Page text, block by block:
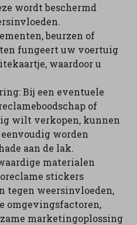
wordt beschermd
beurzen of
fungeert uw voertuig
waardoor u
Bij een eventuele
of
wilt verkopen, kunnen
worden
aan de lak.
materialen
stickers
tegen weersinvloeden,
omgevingsfactoren,
marketingoplossing